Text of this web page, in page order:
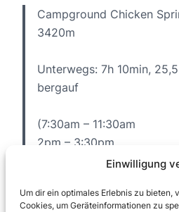
Einwilligung
Um dir ein optimales Erlebnis zu
Cookies, um Geräteinformationen zu
Campground Chicken
3420m
Unterwegs: 7h 10min,
bergauf
(7:30am – 11:30am
2pm – 3:30pm
4pm – 5:40pm)